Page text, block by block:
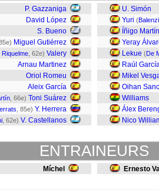
P. Gazzaniga
David López
S. Bueno
85e) Miguel Gutiérrez
Riquelme , 62e) Valery
Arnau Martinez
Oriol Romeu
Aleix García
, 66e) Toni Suárez
, 85e) Y. Herrera
, 62e) V. Castellanos
U. Simón
Yuri (
Íñigo
Yeray
Lekue (De
Raúl
Mikel
Oihan
Williams
Álex
Nico
ENTRAINEURS
Míchel Ernesto